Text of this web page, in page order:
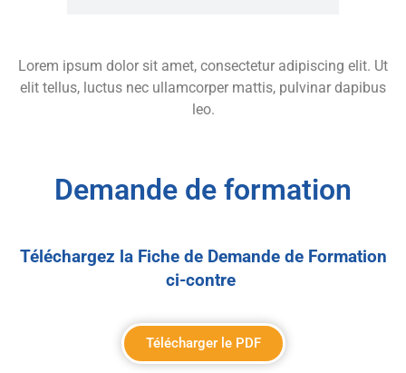
Lorem ipsum dolor sit amet, consectetur adipiscing elit. Ut
elit tellus, luctus nec ullamcorper mattis, pulvinar dapibus
leo.
Demande de formation
Téléchargez la Fiche de Demande de Formation
ci-contre
Télécharger le PDF